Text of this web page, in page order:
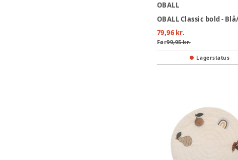
OBALL
OBALL Classic bold -
79,96 kr.
Før99,95 kr.
Lagerstatus